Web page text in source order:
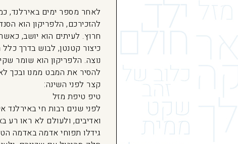
לאחר מספר ימים באירלנד,
להזכירכם, הלפריקון הוא
חרוץ. לעיתים הוא יושב,
כיצור קטנטן, לבוש בדרך
נוצה. הלפריקון הוא שומר
להסיר את המבט ממנו ובכך
קצר לפני השינה:
טיפ טיפת מזל
לפני שנים רבות חי
ואדיבים, ולעולם לא ראו
גידלו תפוחי אדמה באדמה